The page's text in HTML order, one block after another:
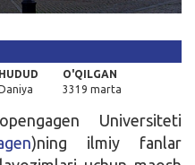
HUDUD
O'QILGAN
3319 marta
Universiteti
)ning ilmiy fanlar